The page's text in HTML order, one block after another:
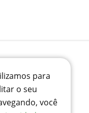
Curitiba-PR
para
o seu
você